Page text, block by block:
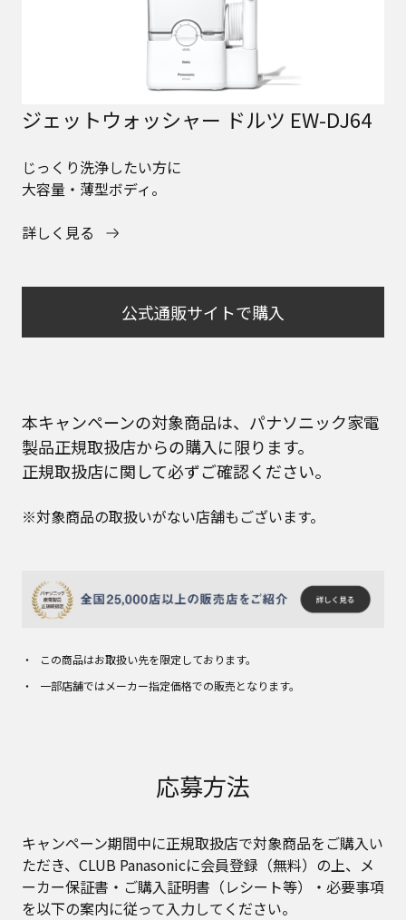
ジェットウォッシャー ドルツ EW-DJ64
じっくり洗浄したい方に
大容量・薄型ボディ。
詳しく見る
公式通販サイトで購入
本キャンペーンの対象商品は、パナソニック家電
製品正規取扱店からの購入に限ります。
正規取扱店に関して必ずご確認ください。
※対象商品の取扱いがない店舗もございます。
この商品はお取扱い先を限定しております。
一部店舗ではメーカー指定価格での販売となります。
応募方法
キャンペーン期間中に正規取扱店で対象商品をご購入い
ただき、CLUB Panasonicに会員登録（無料）の上、メ
ーカー保証書・ご購入証明書（レシート等）・必要事項
を以下の案内に従って入力してください。